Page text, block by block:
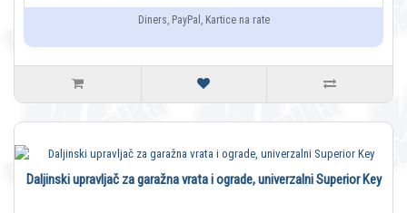
Diners, PayPal, Kartice na rate
Daljinski upravljač za garažna vrata i ograde, univerzalni Superior Key